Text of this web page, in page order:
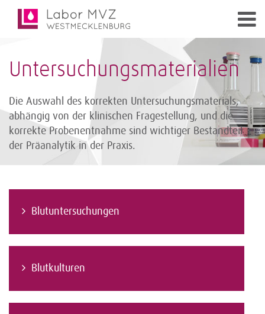
Untersuchungsmaterialien
Die Auswahl des korrekten Untersuchungsmaterials,
abhängig von der klinischen Fragestellung, und die
korrekte Probenentnahme sind wichtiger Bestandteil
der Präanalytik in der Praxis.
Blutuntersuchungen
Blutkulturen